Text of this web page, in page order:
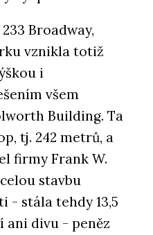
Broadway,
vznikla totiž
i
všem
Building. Ta
tj. 242 metrů, a
firmy Frank W.
stavbu
- stála tehdy 13,5
ani divu - peněz